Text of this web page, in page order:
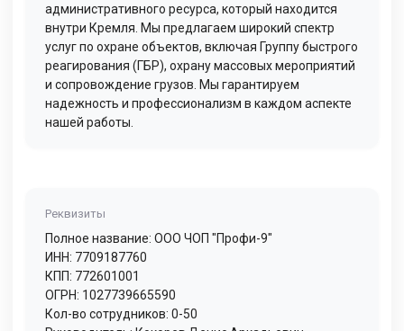
административного ресурса, который находится
внутри Кремля. Мы предлагаем широкий спектр
услуг по охране объектов, включая Группу быстрого
реагирования (ГБР), охрану массовых мероприятий
и сопровождение грузов. Мы гарантируем
надежность и профессионализм в каждом аспекте
нашей работы.
Реквизиты
Полное название: ООО ЧОП "Профи-9"
ИНН: 7709187760
КПП: 772601001
ОГРН: 1027739665590
Кол-во сотрудников: 0-50